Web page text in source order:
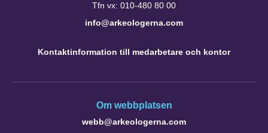
Tfn vx: 010-480 80 00
info@arkeologerna.com
Kontaktinformation till medarbetare och kontor
Om webbplatsen
webb@arkeologerna.com